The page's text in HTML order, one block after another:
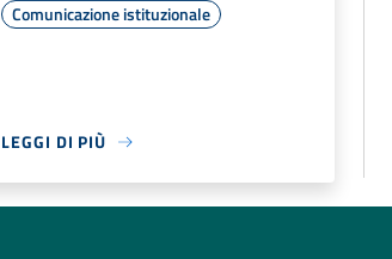
Comunicazione istituzionale
LEGGI DI PIÙ